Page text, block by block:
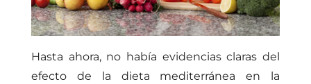
Hasta ahora, no había evidencias claras del
efecto de la dieta mediterránea en la